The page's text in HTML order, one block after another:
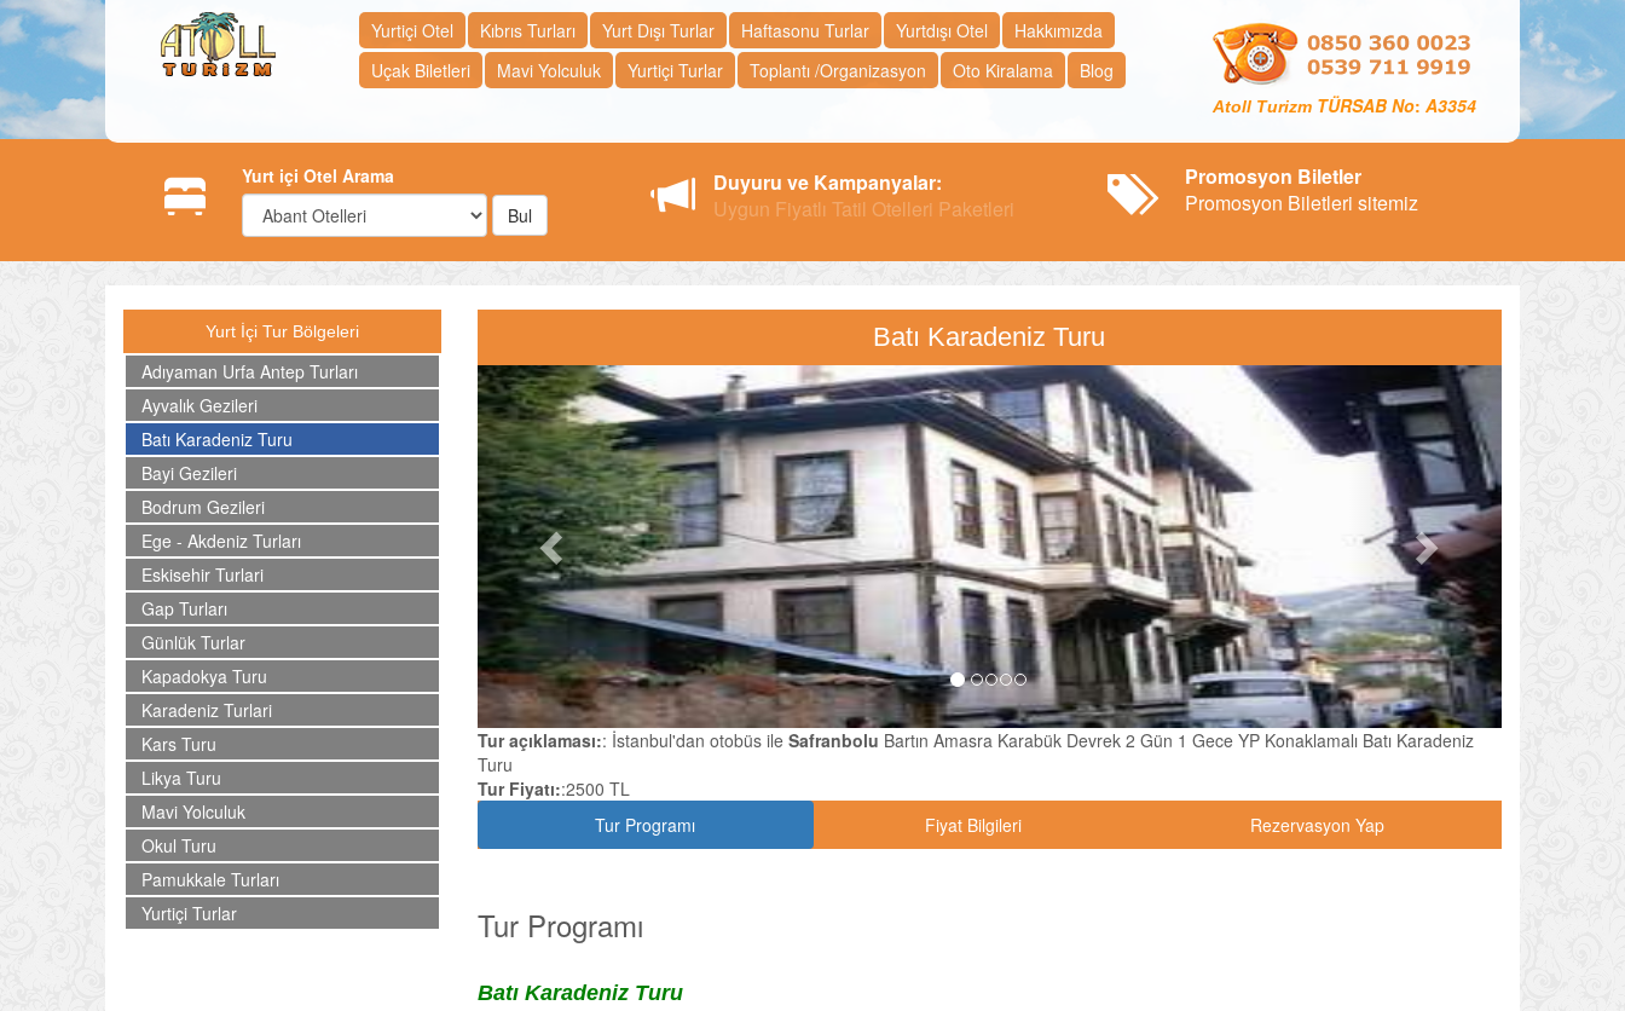
Yurtiçi Otel Kıbrıs Turları Yurt Dışı Turlar Haftasonu Turlar Yurtdışı Otel
Hakkımızda
Uçak Biletleri
Mavi Yolculuk Yurtiçi Turlar Toplantı /Organizasyon Oto Kiralama Blog
Atoll Turizm TÜRSAB No: A3354
Yurt içi Otel Arama
Bul
Duyuru ve Kampanyalar:
Tay_
Promosyon Biletler
Promosyon Biletleri sitemiz
Yurt İçi Tur Bölgeleri
Adıyaman Urfa Antep Turları
Ayvalık Gezileri
Batı Karadeniz Turu
Bayi Gezileri
Bodrum Gezileri
Ege - Akdeniz Turları
Eskisehir Turlari
Gap Turları
Günlük Turlar
Kapadokya Turu
Karadeniz Turlari
Kars Turu
Likya Turu
Mavi Yolculuk
Okul Turu
Pamukkale Turları
Yurtiçi Turlar
Batı Karadeniz Turu
Previous Next
Tur açıklaması:: İstanbul'dan otobüs ile Safranbolu Bartın Amasra Karabük Devrek 2 Gün 1 Gece YP Konaklamalı Batı Karadeniz
Turu
Tur Fiyatı::2500 TL
Tur Programı
Fiyat Bilgileri Rezervasyon Yap
Tur Programı
Batı Karadeniz Turu